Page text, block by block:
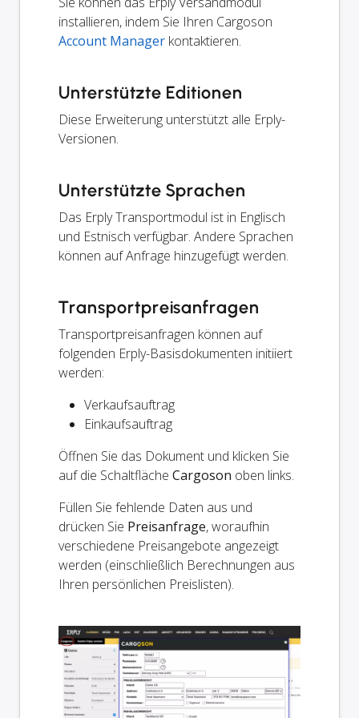
installieren, indem Sie Ihren Cargoson
Account Manager kontaktieren.
Unterstützte Editionen
Diese Erweiterung unterstützt alle Erply-
Versionen.
Unterstützte Sprachen
Das Erply Transportmodul ist in Englisch
und Estnisch verfügbar. Andere Sprachen
können auf Anfrage hinzugefügt werden.
Transportpreisanfragen
Transportpreisanfragen können auf
folgenden Erply-Basisdokumenten initiiert
werden:
Verkaufsauftrag
Einkaufsauftrag
Öffnen Sie das Dokument und klicken Sie
auf die Schaltfläche Cargoson oben links.
Füllen Sie fehlende Daten aus und
drücken Sie Preisanfrage, woraufhin
verschiedene Preisangebote angezeigt
werden (einschließlich Berechnungen aus
Ihren persönlichen Preislisten).